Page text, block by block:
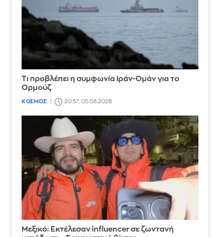
Τι προβλέπει η συμφωνία Ιράν-Ομάν για το
Ορμούζ
ΚΟΣΜΟΣ 20:57, 05.08.2026
Μεξικό: Εκτέλεσαν influencer σε ζωντανή